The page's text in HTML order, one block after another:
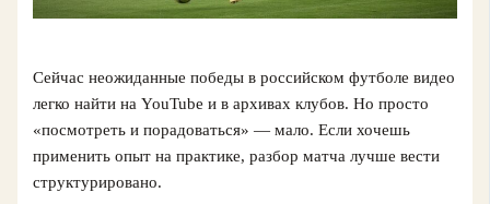
Сейчас неожиданные победы в российском футболе видео
легко найти на YouTube и в архивах клубов. Но просто
«посмотреть и порадоваться» — мало. Если хочешь
применить опыт на практике, разбор матча лучше вести
структурировано.